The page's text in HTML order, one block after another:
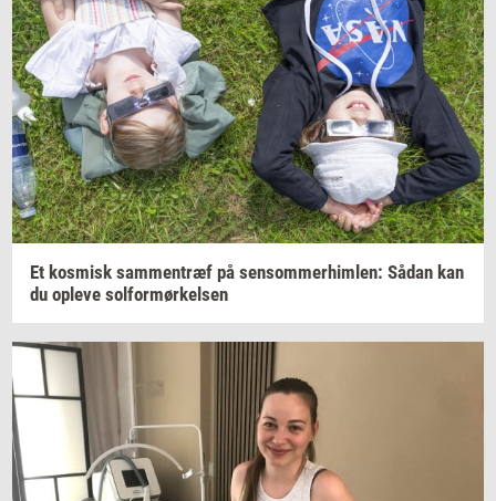
Et kos­misk sam­men­træf på sen­som­mer­him­len: Sådan kan
du op­le­ve sol­for­mør­kel­sen